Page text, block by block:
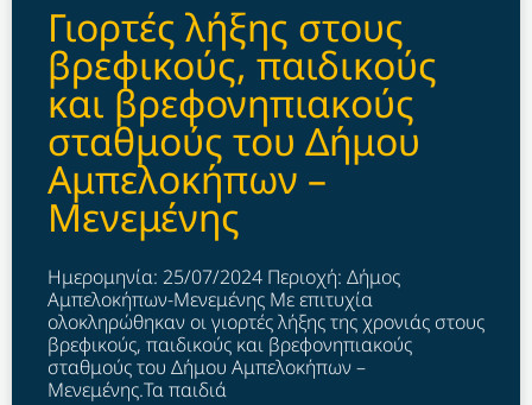
Γιορτές λήξης στους
βρεφικούς, παιδικούς
και βρεφονηπιακούς
σταθμούς του Δήμου
Αμπελοκήπων –
Μενεμένης
Ημερομηνία: 25/07/2024 Περιοχή: Δήμος
Αμπελοκήπων-Μενεμένης Με επιτυχία
ολοκληρώθηκαν οι γιορτές λήξης της χρονιάς στους
βρεφικούς, παιδικούς και βρεφονηπιακούς
σταθμούς του Δήμου Αμπελοκήπων –
Μενεμένης.Τα παιδιά